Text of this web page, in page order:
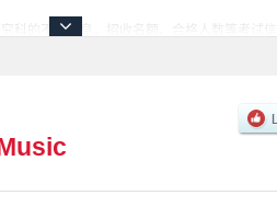
的不同信息。招收名额、合格人数等考试